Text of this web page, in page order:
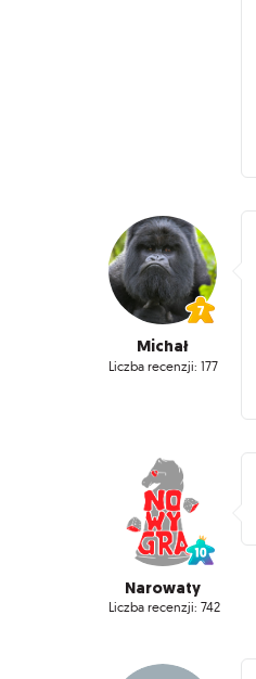
Michał
Liczba recenzji: 177
Narowaty
Liczba recenzji: 742